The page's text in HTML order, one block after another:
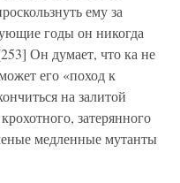
ему за
годы он никогда
Он думает, что ка не
его «поход к
на залитой
затерянного
медленные мутанты